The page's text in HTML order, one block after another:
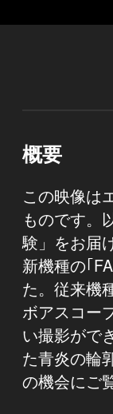
概要
この映像は
ものです。
験」をお届
新機種の｢
た。従来機
ボアスコー
い撮影がで
た青炎の輪
の機会にご